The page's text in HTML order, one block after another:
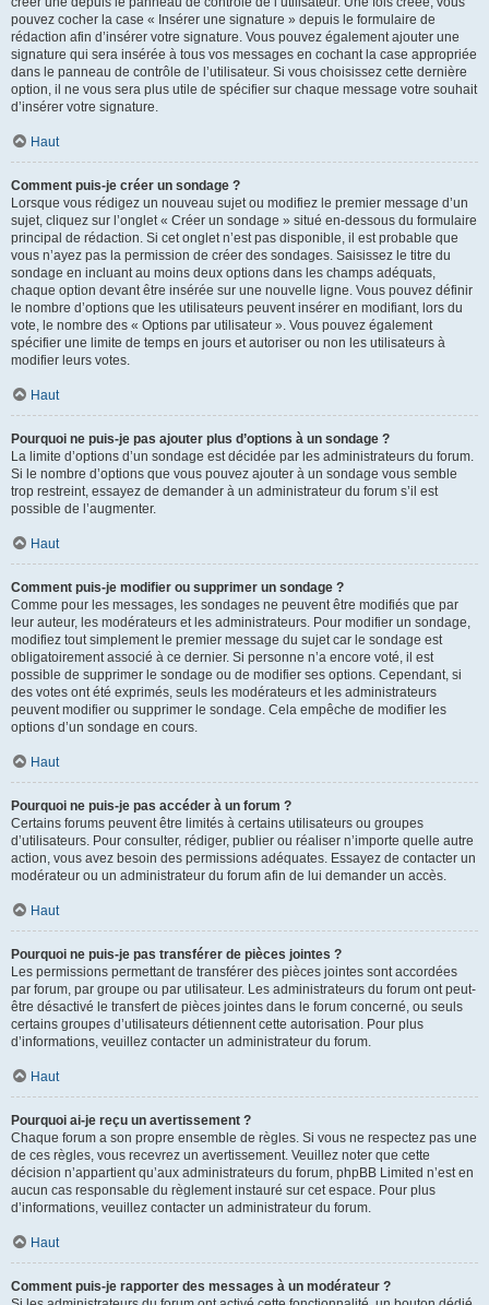
pouvez cocher la case « Insérer une signature » depuis le formulaire de
rédaction afin d’insérer votre signature. Vous pouvez également ajouter une
signature qui sera insérée à tous vos messages en cochant la case appropriée
dans le panneau de contrôle de l’utilisateur. Si vous choisissez cette dernière
option, il ne vous sera plus utile de spécifier sur chaque message votre souhait
d’insérer votre signature.
Haut
Comment puis-je créer un sondage ?
Lorsque vous rédigez un nouveau sujet ou modifiez le premier message d’un
sujet, cliquez sur l’onglet « Créer un sondage » situé en-dessous du formulaire
principal de rédaction. Si cet onglet n’est pas disponible, il est probable que
vous n’ayez pas la permission de créer des sondages. Saisissez le titre du
sondage en incluant au moins deux options dans les champs adéquats,
chaque option devant être insérée sur une nouvelle ligne. Vous pouvez définir
le nombre d’options que les utilisateurs peuvent insérer en modifiant, lors du
vote, le nombre des « Options par utilisateur ». Vous pouvez également
spécifier une limite de temps en jours et autoriser ou non les utilisateurs à
modifier leurs votes.
Haut
Pourquoi ne puis-je pas ajouter plus d’options à un sondage ?
La limite d’options d’un sondage est décidée par les administrateurs du forum.
Si le nombre d’options que vous pouvez ajouter à un sondage vous semble
trop restreint, essayez de demander à un administrateur du forum s’il est
possible de l’augmenter.
Haut
Comment puis-je modifier ou supprimer un sondage ?
Comme pour les messages, les sondages ne peuvent être modifiés que par
leur auteur, les modérateurs et les administrateurs. Pour modifier un sondage,
modifiez tout simplement le premier message du sujet car le sondage est
obligatoirement associé à ce dernier. Si personne n’a encore voté, il est
possible de supprimer le sondage ou de modifier ses options. Cependant, si
des votes ont été exprimés, seuls les modérateurs et les administrateurs
peuvent modifier ou supprimer le sondage. Cela empêche de modifier les
options d’un sondage en cours.
Haut
Pourquoi ne puis-je pas accéder à un forum ?
Certains forums peuvent être limités à certains utilisateurs ou groupes
d’utilisateurs. Pour consulter, rédiger, publier ou réaliser n’importe quelle autre
action, vous avez besoin des permissions adéquates. Essayez de contacter un
modérateur ou un administrateur du forum afin de lui demander un accès.
Haut
Pourquoi ne puis-je pas transférer de pièces jointes ?
Les permissions permettant de transférer des pièces jointes sont accordées
par forum, par groupe ou par utilisateur. Les administrateurs du forum ont peut-
être désactivé le transfert de pièces jointes dans le forum concerné, ou seuls
certains groupes d’utilisateurs détiennent cette autorisation. Pour plus
d’informations, veuillez contacter un administrateur du forum.
Haut
Pourquoi ai-je reçu un avertissement ?
Chaque forum a son propre ensemble de règles. Si vous ne respectez pas une
de ces règles, vous recevrez un avertissement. Veuillez noter que cette
décision n’appartient qu’aux administrateurs du forum, phpBB Limited n’est en
aucun cas responsable du règlement instauré sur cet espace. Pour plus
d’informations, veuillez contacter un administrateur du forum.
Haut
Comment puis-je rapporter des messages à un modérateur ?